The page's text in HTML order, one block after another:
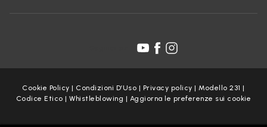
Cookie Policy | Condizioni D’Uso | Privacy policy |Modello 231 |
Codice Etico |Whistleblowing | Aggiorna le preferenze sui cookie